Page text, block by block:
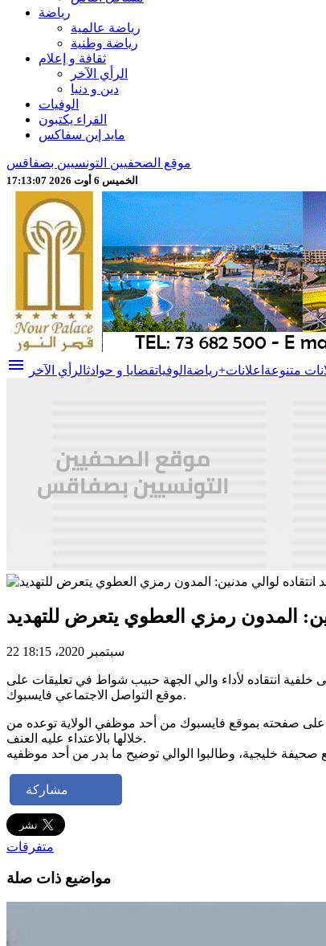
رياضة
رياضة عالمية
رياضة وطنية
ثقافة و إعلام
الرأي الآخر
دين و دنيا
الوفيات
القراء يكتبون
مايد إين سفاكس
موقع الصحفيين التونسيين بصفاقس
الخميس 6 أوت 2026 17:13:09
menu متنوعة اعلانات+رياضة الوفياتقضايا و حوادثالرأي الآخر
المدون رمزي العطوي يتعرض للتهديد
22 سبتمبر 2020، 18:15
من طرف أحد الموظفين بولاية مدنين على خلفية انتقاده لأداء والي الجهة حبيب شواط في تعليقات على
موقع التواصل الاجتماعي فايسبوك.
على صفحته بموقع فايسبوك من أحد موظفي الولاية توعده من
خلالها بالاعتداء عليه العنف.
مشاركة
متفرقات
مواضيع ذات صلة